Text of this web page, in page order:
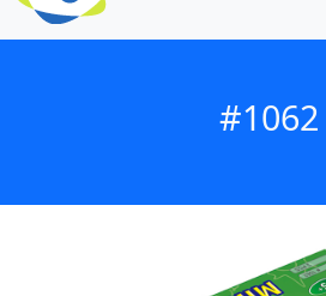
#1062